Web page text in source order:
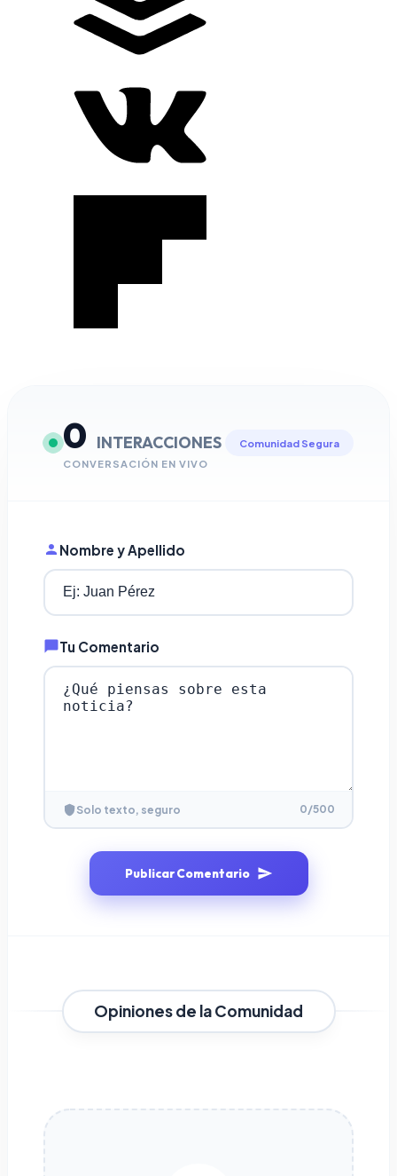
0 INTERACCIONES
CONVERSACIÓN EN VIVO
Comunidad Segura
Nombre y Apellido
Tu Comentario
Solo texto, seguro 0/500
Publicar Comentario
Opiniones de la Comunidad